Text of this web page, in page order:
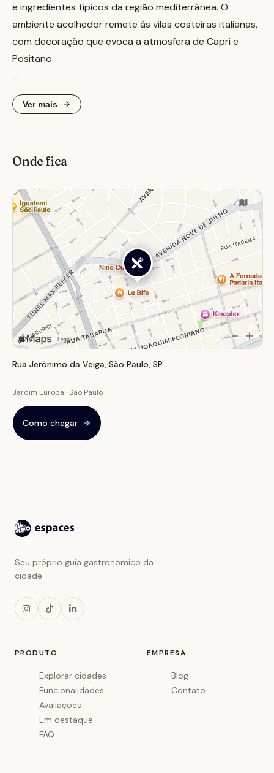
e ingredientes típicos da região mediterrânea. O
ambiente acolhedor remete às vilas costeiras italianas,
com decoração que evoca a atmosfera de Capri e
Positano.
Localizado no bairro do Itaim Bibi, em São Paulo, o Da
Marino proporciona aos clientes a oportunidade de
apresenta opções como o Spaghetti Da Marino Al
o Fettuccine Al Frutti di Mare, uma massa com frutos
do mar selecionados.
Ver mais
Onde fica
Rua Jerônimo da Veiga, São Paulo, SP
Jardim Europa · São Paulo
Como chegar
Seu próprio guia gastronômico da
cidade.
PRODUTO
Explorar cidades
Funcionalidades
Avaliações
Em destaque
FAQ
EMPRESA
Blog
Contato